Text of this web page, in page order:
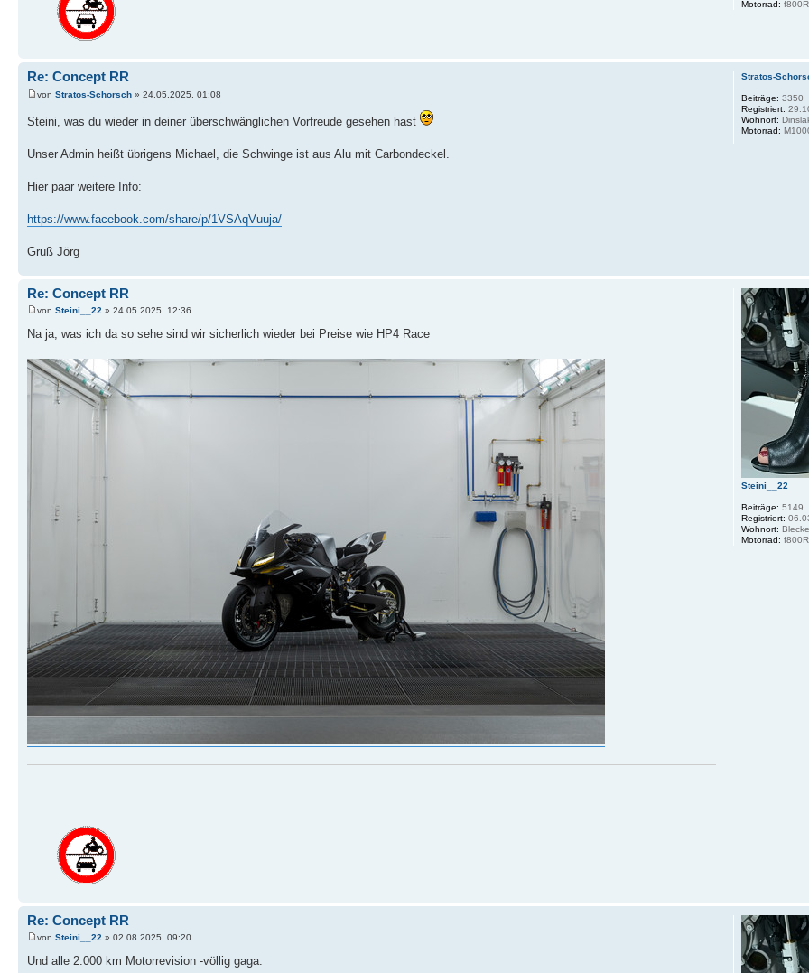
Motorrad: f800R
Re: Concept RR
von Stratos-Schorsch » 24.05.2025, 01:08
Steini, was du wieder in deiner überschwänglichen Vorfreude gesehen hast
Unser Admin heißt übrigens Michael, die Schwinge ist aus Alu mit Carbondeckel.
Hier paar weitere Info:
https://www.facebook.com/share/p/1VSAqVuuja/
Gruß Jörg
Stratos-
Beiträge: 3350
Registriert:
Wohnort:
Motorrad:
Re: Concept RR
von Steini__22 » 24.05.2025, 12:36
Na ja, was ich da so sehe sind wir sicherlich wieder bei Preise wie HP4 Race
Steini__22
Beiträge: 5149
Registriert:
Wohnort:
Motorrad: f800R
Re: Concept RR
von Steini__22 » 02.08.2025, 09:20
Und alle 2.000 km Motorrevision -völlig gaga.